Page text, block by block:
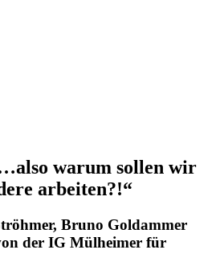
warum sollen wir
arbeiten?!“
Bruno Goldammer
der IG Mülheimer für